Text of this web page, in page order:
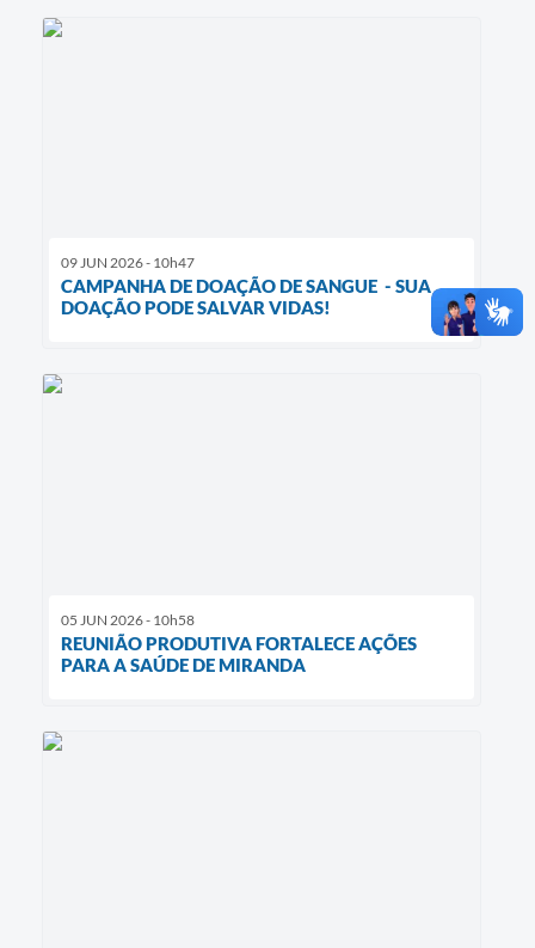
09 JUN 2026 - 10h47
CAMPANHA DE DOAÇÃO DE SANGUE - SUA
DOAÇÃO PODE SALVAR VIDAS!
05 JUN 2026 - 10h58
REUNIÃO PRODUTIVA FORTALECE AÇÕES
PARA A SAÚDE DE MIRANDA